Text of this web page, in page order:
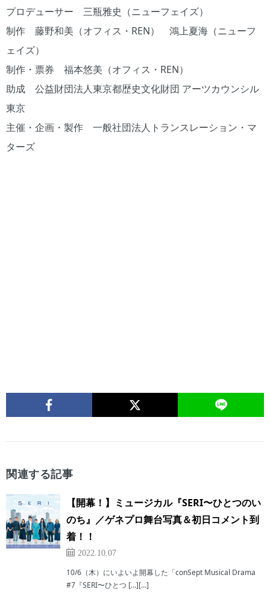
プロデューサー 三瓶雅史（ニューフェイズ）
制作 藤野和美（オフィス・REN） 鴻上夏海（ニューフ
ェイズ）
制作・票券 福本悠美（オフィス・REN）
助成 公益財団法人東京都歴史文化財団 アーツカウンシル
東京
主催・企画・製作 一般社団法人トランスレーション・マ
ターズ
関連する記事
【開幕！】ミュージカル『SERI〜ひとつのい
のち』／ゲネプロ舞台写真＆初日コメント到
着！！
2022.10.07
10/6（木）にいよいよ開幕した「conSept Musical Drama
#7『SERI〜ひとつ […][…]